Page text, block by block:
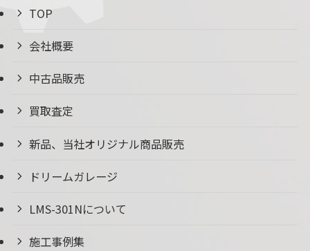
TOP
会社概要
中古品販売
買取査定
新品、当社オリジナル商品販売
ドリームガレージ
LMS-301Nについて
施工事例集